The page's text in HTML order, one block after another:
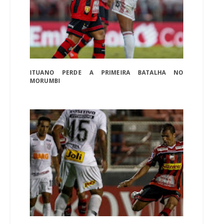
ITUANO PERDE A PRIMEIRA BATALHA NO
MORUMBI